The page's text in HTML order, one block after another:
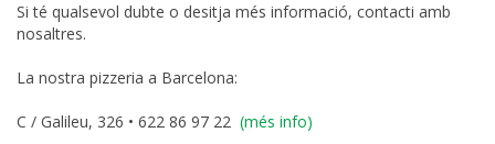
Si té qualsevol dubte o desitja més informació, contacti amb
nosaltres.
La nostra pizzeria a Barcelona:
C / Galileu, 326 • 622 86 97 22 (més info)